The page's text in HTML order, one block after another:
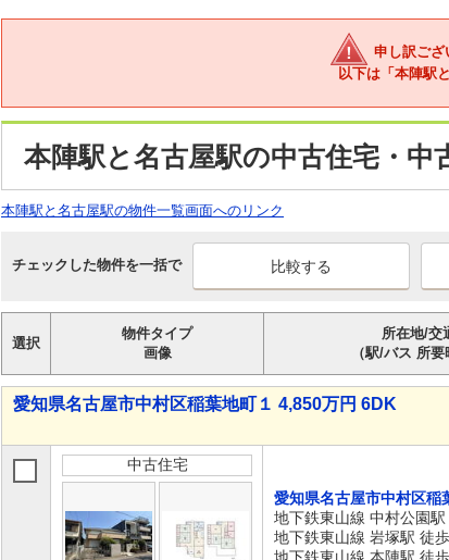
申し訳ござ
以下は「本陣駅
本陣駅と名古屋駅の中古住宅・中
本陣駅と名古屋駅の物件一覧画面へのリンク
チェックした物件を一括で
選択
物件タイプ
画像
所在地/交
（駅/バス 所要
愛知県名古屋市中村区稲葉地町１ 4,850万円 6DK
中古住宅
愛知県名古屋市中村区稲
地下鉄東山線 中村公園
地下鉄東山線 岩塚駅 徒